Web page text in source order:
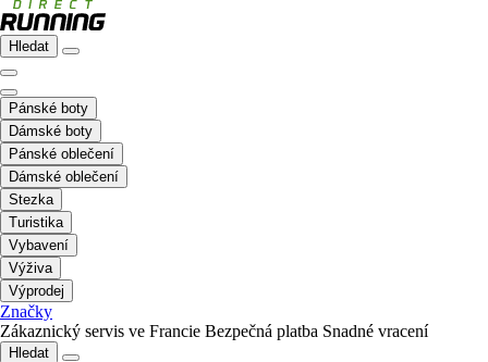
Hledat
Pánské boty
Dámské boty
Pánské oblečení
Dámské oblečení
Stezka
Turistika
Vybavení
Výživa
Výprodej
Značky
Zákaznický servis ve Francie Bezpečná platba Snadné vracení
Hledat